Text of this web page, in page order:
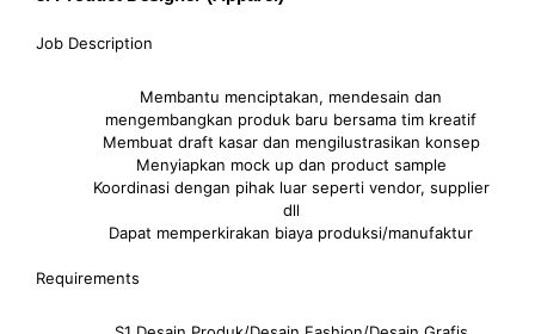
Job Description
Membantu menciptakan, mendesain dan
mengembangkan produk baru bersama tim kreatif
Membuat draft kasar dan mengilustrasikan konsep
Menyiapkan mock up dan product sample
Koordinasi dengan pihak luar seperti vendor, supplier
dll
Dapat memperkirakan biaya produksi/manufaktur
Requirements